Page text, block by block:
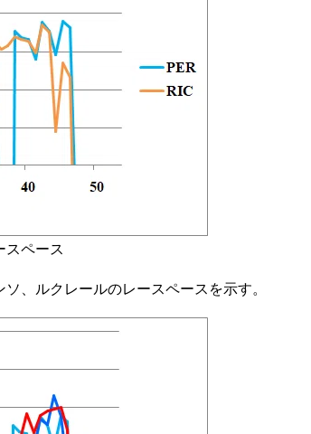
スペース
、ルクレールのレースペースを示す。